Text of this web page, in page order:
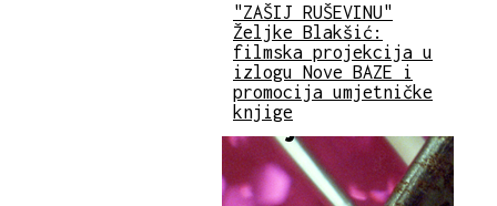
"ZAŠIJ RUŠEVINU"
Željke Blakšić:
filmska projekcija u
izlogu Nove BAZE i
promocija umjetničke
knjige